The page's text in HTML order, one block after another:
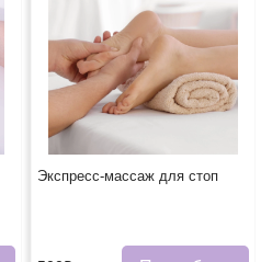
Экспресс-массаж для стоп